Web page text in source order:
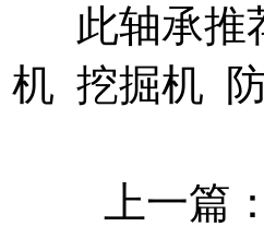
此轴承推
机 挖掘机
上一篇：